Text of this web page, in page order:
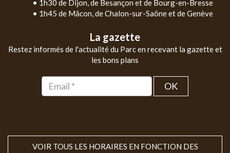
• 1h30 de Dijon, de Besançon et de Bourg-en-Bresse
• 1h45 de Mâcon, de Chalon-sur-Saône et de Genève
La gazette
Restez informés de l'actualité du Parc en recevant la gazette et
les bons plans
OK
VOIR TOUS LES HORAIRES EN FONCTION DES